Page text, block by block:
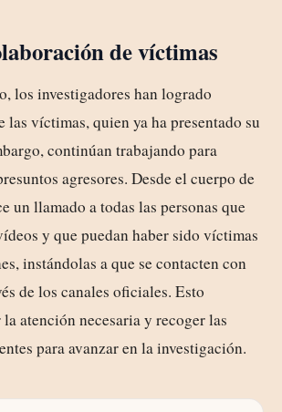
de víctimas
los investigadores han logrado
las víctimas, quien ya ha presentado su
continúan trabajando para
agresores. Desde el cuerpo de
un llamado a todas las personas que
y que puedan haber sido víctimas
instándolas a que se contacten con
de los canales oficiales. Esto
atención necesaria y recoger las
para avanzar en la investigación.